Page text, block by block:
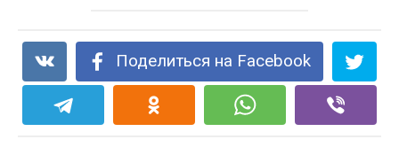
Поделиться на Facebook